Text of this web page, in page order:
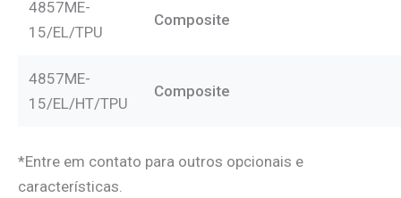
4857ME-
15/EL/TPU
Composite
4857ME-
15/EL/HT/TPU
Composite
*Entre em contato para outros opcionais e
características.